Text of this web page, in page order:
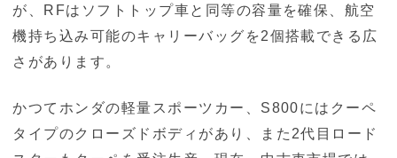
が、RFはソフトトップ車と同等の容量を確保、航空
機持ち込み可能のキャリーバッグを2個搭載できる広
さがあります。
かつてホンダの軽量スポーツカー、S800にはクーペ
タイプのクローズドボディがあり、また2代目ロード